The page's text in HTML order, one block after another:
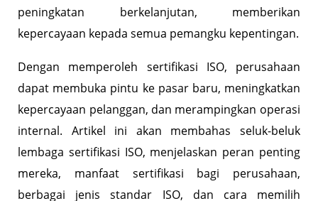
peningkatan berkelanjutan, memberikan
kepercayaan kepada semua pemangku kepentingan.
Dengan memperoleh sertifikasi ISO, perusahaan
dapat membuka pintu ke pasar baru, meningkatkan
kepercayaan pelanggan, dan merampingkan operasi
internal. Artikel ini akan membahas seluk-beluk
lembaga sertifikasi ISO, menjelaskan peran penting
mereka, manfaat sertifikasi bagi perusahaan,
berbagai jenis standar ISO, dan cara memilih